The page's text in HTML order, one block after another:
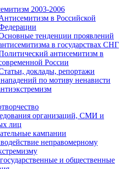
2003-2006
в Российской
тенденции проявлений
в государствах СНГ
антисемитизм в
России
доклады, репортажи
по мотиву ненависти
организаций, СМИ и
лиц
кампании
неправомерному
и общественные